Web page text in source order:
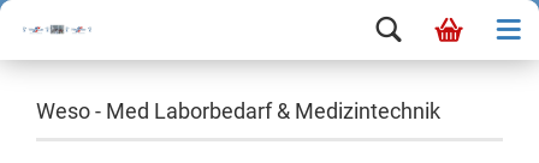
Weso - Med Laborbedarf & Medizintechnik